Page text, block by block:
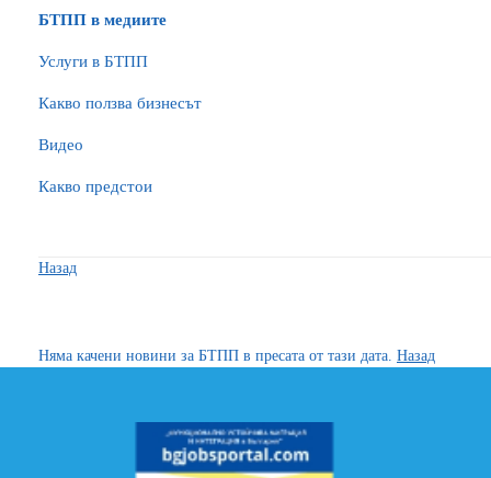
БTПП в медиите
Услуги в БТПП
Какво ползва бизнесът
Видео
Какво предстои
Назад
Няма качени новини за БТПП в пресата от тази дата. Назад